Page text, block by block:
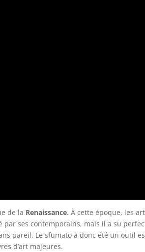
de la Renaissance. À cette époque, les
par ses contemporains, mais il a su
pareil. Le sfumato a donc été un outil
d’art majeures.